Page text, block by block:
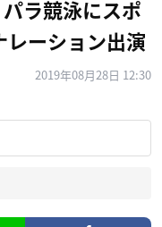
ラ競泳にスポ
レーション出演
2019年08月28日 12:30